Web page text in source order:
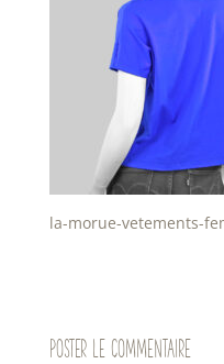
la-morue-vetements-
Poster le commentaire